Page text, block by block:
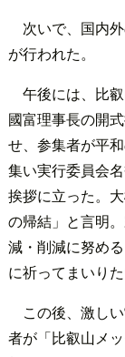
次いで、国内
が行われた。
午後には、比
國富理事長の開
せ、参集者が平
集い実行委員会
挨拶に立った。
の帰結」と言明
減・削減に努め
に祈ってまいり
この後、激し
者が「比叡山メ